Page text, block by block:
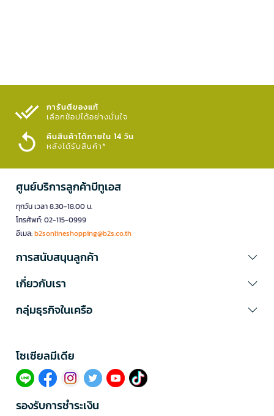
การันตีของแท้
เลือกช้อปได้อย่างมั่นใจ​
คืนสินค้าได้ภายใน 14 วัน
หลังได้รับสินค้า*
ศูนย์บริการลูกค้าบีทูเอส
ทุกวัน เวลา 8.30-18.00 น.
โทรศัพท์: 02-115-0999
อีเมล:b2sonlineshopping@b2s.co.th
การสนับสนุนลูกค้า
เกี่ยวกับเรา
กลุ่มธุรกิจในเครือ
โซเซียลมีเดีย​
รองรับการชำระเงิน